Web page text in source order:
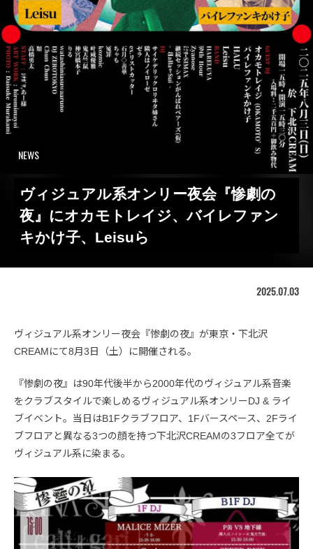
NEWS
ヴィジュアル系オンリー夜会『惨劇の
夜』にオカモトレイジ、バイレファン
キかけ子、Leisuら
2025.07.03
ヴィジュアル系オンリー夜会『惨劇の夜』が東京・下北沢
CREAMにて8月3日（土）に開催される。
『惨劇の夜』は90年代後半から2000年代のヴィジュアル系音楽
をクラブスタイルで楽しめるヴィジュアル系オンリーDJ & ライ
ブイベント。当日はB1Fクラブフロア、1Fバースペース、2Fライ
ブフロアと異なる3つの顔を持つ下北沢CREAMの3フロア全てが
ヴィジュアル系に染まる。